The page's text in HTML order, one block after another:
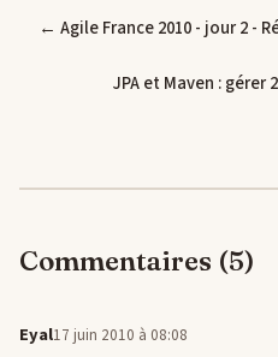
← Agile France 2010 - jour 2 -
JPA et Maven :
Commentaires (5)
Eyal17 juin 2010 à 08:08